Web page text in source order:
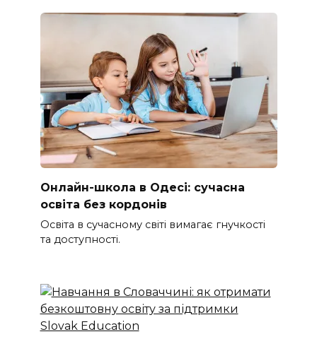
Онлайн-школа в Одесі: сучасна
освіта без кордонів
Освіта в сучасному світі вимагає гнучкості
та доступності.